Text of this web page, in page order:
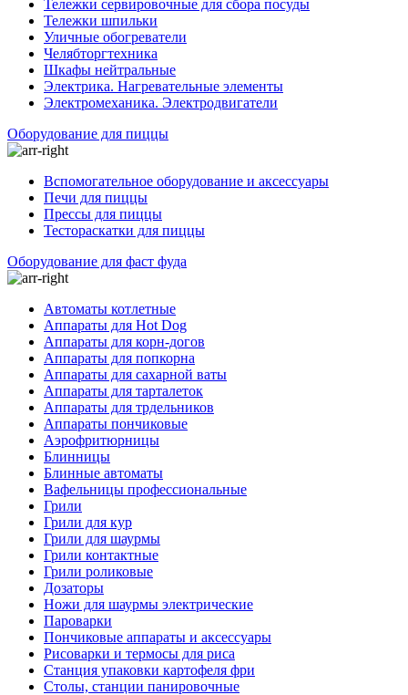
Тележки сервировочные для сбора посуды
Тележки шпильки
Уличные обогреватели
Челябторгтехника
Шкафы нейтральные
Электрика. Нагревательные элементы
Электромеханика. Электродвигатели
Оборудование для пиццы
Вспомогательное оборудование и аксессуары
Печи для пиццы
Прессы для пиццы
Тестораскатки для пиццы
Оборудование для фаст фуда
Автоматы котлетные
Аппараты для Hot Dog
Аппараты для корн-догов
Аппараты для попкорна
Аппараты для сахарной ваты
Аппараты для тарталеток
Аппараты для трдельников
Аппараты пончиковые
Аэрофритюрницы
Блинницы
Блинные автоматы
Вафельницы профессиональные
Грили
Грили для кур
Грили для шаурмы
Грили контактные
Грили роликовые
Дозаторы
Ножи для шаурмы электрические
Пароварки
Пончиковые аппараты и аксессуары
Рисоварки и термосы для риса
Станция упаковки картофеля фри
Столы, станции панировочные